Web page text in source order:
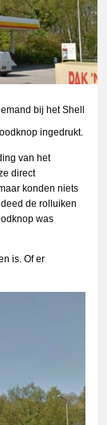
bij het Shell
ingedrukt.
van het
direct
konden niets
de rolluiken
was
is. Of er